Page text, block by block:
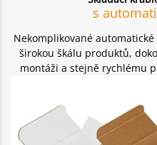
s
Nekomplikované
širokou škálu produktů,
montáži a stejně rychlému